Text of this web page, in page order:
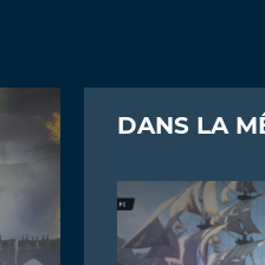
DANS LA